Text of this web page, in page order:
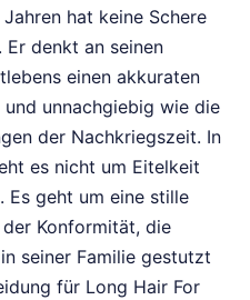
hat keine Schere
denkt an seinen
einen akkuraten
unnachgiebig wie die
der Nachkriegszeit. In
es nicht um Eitelkeit
Es geht um eine stille
Konformität, die
seiner Familie gestutzt
für Long Hair For